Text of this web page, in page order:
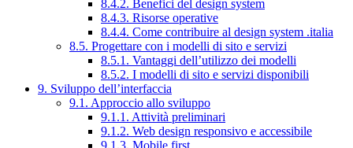
8.4.2. Benefici del design system
8.4.3. Risorse operative
8.4.4. Come contribuire al design system .italia
8.5. Progettare con i modelli di sito e servizi
8.5.1. Vantaggi dell’utilizzo dei modelli
8.5.2. I modelli di sito e servizi disponibili
9. Sviluppo dell’interfaccia
9.1. Approccio allo sviluppo
9.1.1. Attività preliminari
9.1.2. Web design responsivo e accessibile
9.1.3. Mobile first